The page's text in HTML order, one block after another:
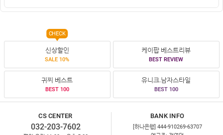
신상할인
SALE 10%
CHECK
케이팝 베스트리뷰
BEST REVIEW
귀찌 베스트
BEST 100
유니크.남자스타일
BEST 100
CS CENTER
032-203-7602
BANK INFO
[하나은행] 444-910269-63707